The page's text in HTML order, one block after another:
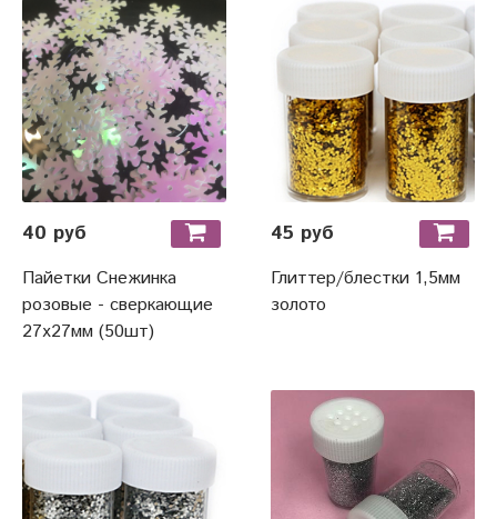
40 руб
Пайетки Снежинка
розовые - сверкающие
27х27мм (50шт)
45 руб
Глиттер/блестки 1,5мм
золото